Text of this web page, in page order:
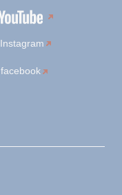
Instagram
facebook